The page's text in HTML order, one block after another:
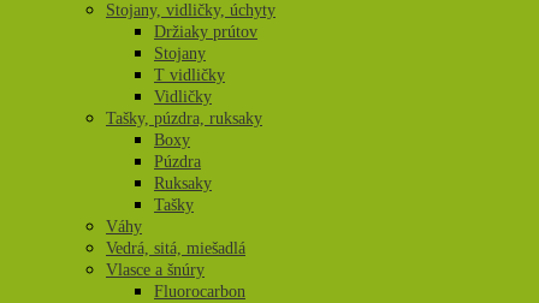
Stojany, vidličky, úchyty
Držiaky prútov
Stojany
T vidličky
Vidličky
Tašky, púzdra, ruksaky
Boxy
Púzdra
Ruksaky
Tašky
Váhy
Vedrá, sitá, miešadlá
Vlasce a šnúry
Fluorocarbon